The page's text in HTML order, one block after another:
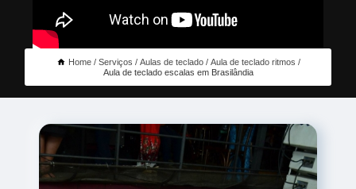
Home Serviços Aulas de teclado
Aula de teclado ritmos
Aula de teclado escalas em Brasilândia